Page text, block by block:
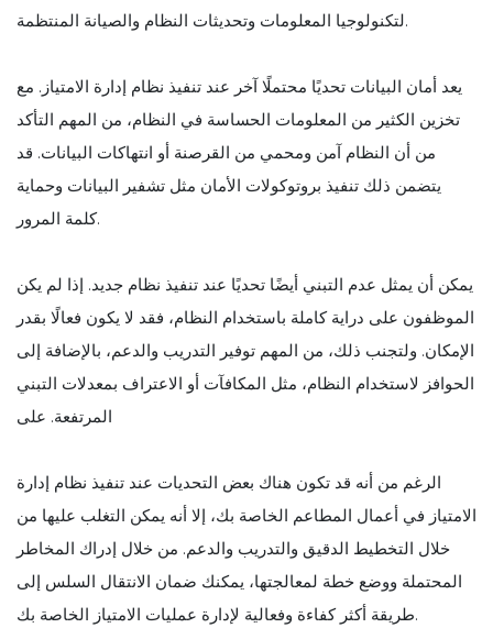
لتكنولوجيا المعلومات وتحديثات النظام والصيانة المنتظمة.
يعد أمان البيانات تحديًا محتملًا آخر عند تنفيذ نظام إدارة الامتياز. مع
تخزين الكثير من المعلومات الحساسة في النظام، من المهم التأكد
من أن النظام آمن ومحمي من القرصنة أو انتهاكات البيانات. قد
يتضمن ذلك تنفيذ بروتوكولات الأمان مثل تشفير البيانات وحماية
كلمة المرور.
يمكن أن يمثل عدم التبني أيضًا تحديًا عند تنفيذ نظام جديد. إذا لم يكن
الموظفون على دراية كاملة باستخدام النظام، فقد لا يكون فعالًا بقدر
الإمكان. ولتجنب ذلك، من المهم توفير التدريب والدعم، بالإضافة إلى
الحوافز لاستخدام النظام، مثل المكافآت أو الاعتراف بمعدلات التبني
المرتفعة. على
الرغم من أنه قد تكون هناك بعض التحديات عند تنفيذ نظام إدارة
الامتياز في أعمال المطاعم الخاصة بك، إلا أنه يمكن التغلب عليها من
خلال التخطيط الدقيق والتدريب والدعم. من خلال إدراك المخاطر
المحتملة ووضع خطة لمعالجتها، يمكنك ضمان الانتقال السلس إلى
طريقة أكثر كفاءة وفعالية لإدارة عمليات الامتياز الخاصة بك.